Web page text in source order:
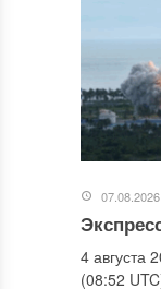
07.08.2026
4 августа
(08:52